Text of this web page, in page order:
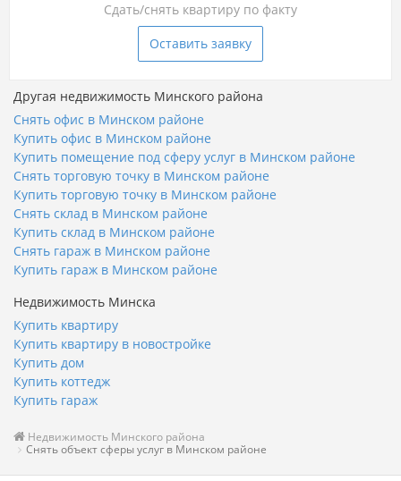
Сдать/снять квартиру по факту
Оставить заявку
Другая недвижимость Минского района
Снять офис в Минском районе
Купить офис в Минском районе
Купить помещение под сферу услуг в Минском районе
Снять торговую точку в Минском районе
Купить торговую точку в Минском районе
Снять склад в Минском районе
Купить склад в Минском районе
Снять гараж в Минском районе
Купить гараж в Минском районе
Недвижимость Минска
Купить квартиру
Купить квартиру в новостройке
Купить дом
Купить коттедж
Купить гараж
Недвижимость Минского района
Снять объект сферы услуг в Минском районе